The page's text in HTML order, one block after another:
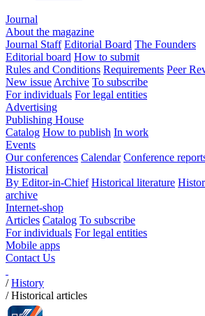
Journal
About the magazine
Journal Staff Editorial Board The Founders
Editorial board How to submit
Rules and Conditions Requirements Peer
New issue Archive To subscribe
For individuals For legal entities
Advertising
Publishing House
Catalog How to publish In work
Events
Our conferences Calendar Conference
Historical
By Editor-in-Chief Historical literature
archive
Internet-shop
Articles Catalog To subscribe
For individuals For legal entities
Mobile apps
Contact Us
/History
/Historical articles